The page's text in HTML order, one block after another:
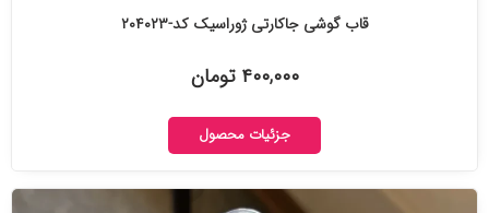
قاب گوشی جاکارتی ژوراسیک کد-۲۰۴۰۲۳
۴۰۰,۰۰۰ تومان
جزئیات محصول